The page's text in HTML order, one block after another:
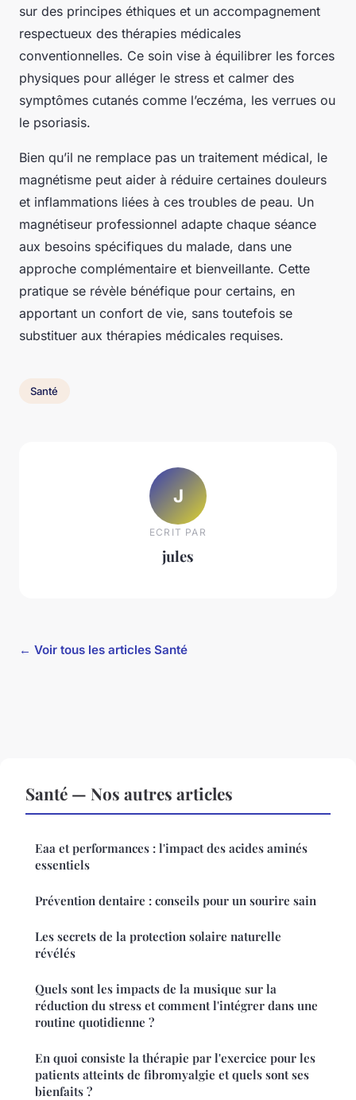
sur des principes éthiques et un accompagnement
respectueux des thérapies médicales
conventionnelles. Ce soin vise à équilibrer les forces
physiques pour alléger le stress et calmer des
symptômes cutanés comme l’eczéma, les verrues ou
le psoriasis.
Bien qu’il ne remplace pas un traitement médical, le
magnétisme peut aider à réduire certaines douleurs
et inflammations liées à ces troubles de peau. Un
magnétiseur professionnel adapte chaque séance
aux besoins spécifiques du malade, dans une
approche complémentaire et bienveillante. Cette
pratique se révèle bénéfique pour certains, en
apportant un confort de vie, sans toutefois se
substituer aux thérapies médicales requises.
Santé
J
ECRIT PAR
jules
← Voir tous les articles Santé
Santé — Nos autres articles
Eaa et performances : l'impact des acides aminés
essentiels
Prévention dentaire : conseils pour un sourire sain
Les secrets de la protection solaire naturelle
révélés
Quels sont les impacts de la musique sur la
réduction du stress et comment l'intégrer dans une
routine quotidienne ?
En quoi consiste la thérapie par l'exercice pour les
patients atteints de fibromyalgie et quels sont ses
bienfaits ?